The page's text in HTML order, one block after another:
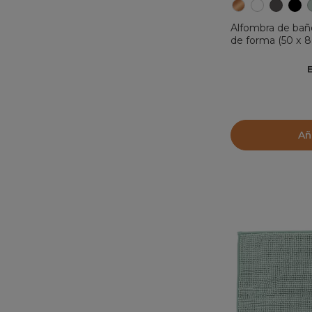
Alfombra de
de forma (50 x